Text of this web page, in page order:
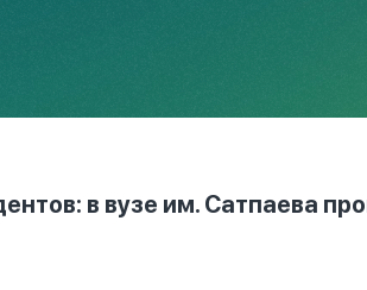
в вузе им. Сатпаева